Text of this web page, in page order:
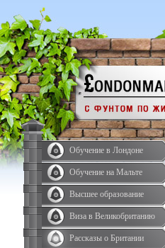
Обучение в Лондоне
Обучение на Мальте
Высшее образование
Виза в Великобританию
Рассказы о Британии